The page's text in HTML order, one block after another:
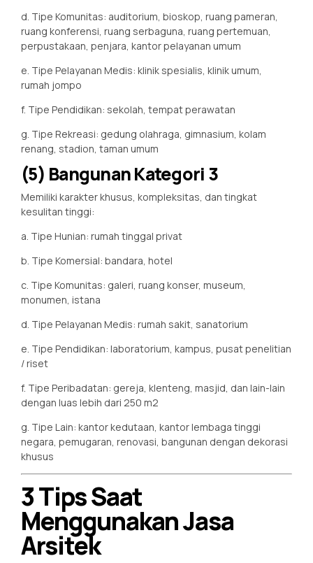
d. Tipe Komunitas: auditorium, bioskop, ruang pameran,
ruang konferensi, ruang serbaguna, ruang pertemuan,
perpustakaan, penjara, kantor pelayanan umum
e. Tipe Pelayanan Medis: klinik spesialis, klinik umum,
rumah jompo
f. Tipe Pendidikan: sekolah, tempat perawatan
g. Tipe Rekreasi: gedung olahraga, gimnasium, kolam
renang, stadion, taman umum
(5) Bangunan Kategori 3
Memiliki karakter khusus, kompleksitas, dan tingkat
kesulitan tinggi:
a. Tipe Hunian: rumah tinggal privat
b. Tipe Komersial: bandara, hotel
c. Tipe Komunitas: galeri, ruang konser, museum,
monumen, istana
d. Tipe Pelayanan Medis: rumah sakit, sanatorium
e. Tipe Pendidikan: laboratorium, kampus, pusat penelitian
/ riset
f. Tipe Peribadatan: gereja, klenteng, masjid, dan lain-lain
dengan luas lebih dari 250 m2
g. Tipe Lain: kantor kedutaan, kantor lembaga tinggi
negara, pemugaran, renovasi, bangunan dengan dekorasi
khusus
3 Tips Saat
Menggunakan Jasa
Arsitek